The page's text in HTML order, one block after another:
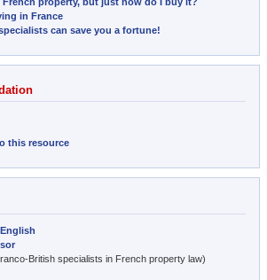
in France
can save you a fortune!
this resource
British specialists in French property law)